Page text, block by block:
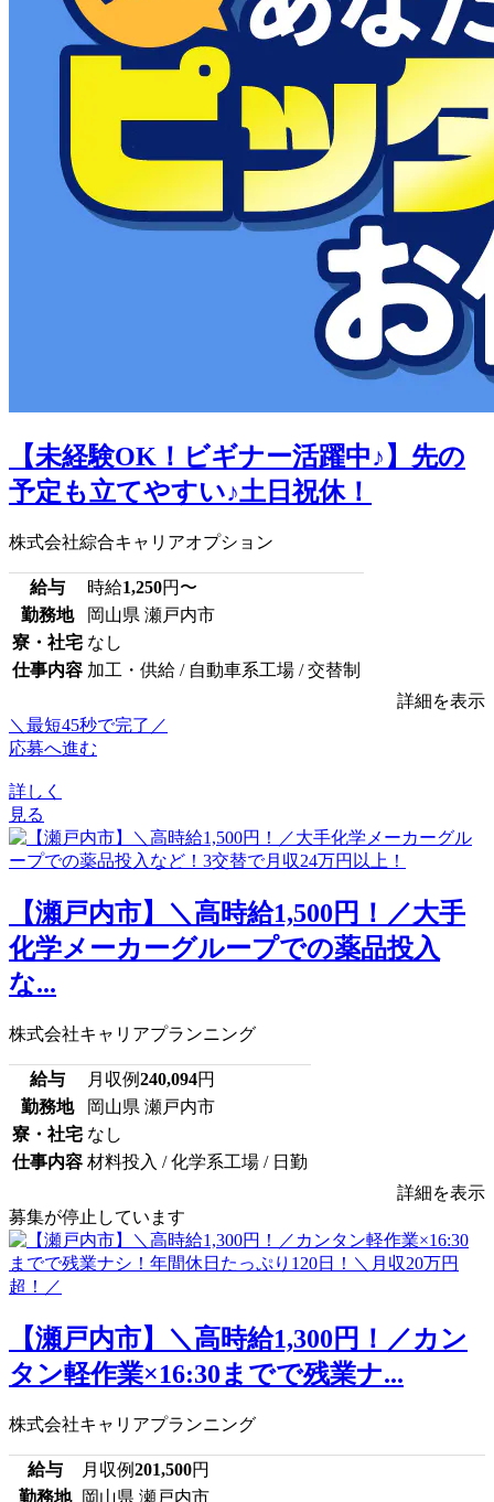
【未経験OK！ビギナー活躍中♪】先の
予定も立てやすい♪土日祝休！
株式会社綜合キャリアオプション
給与 時給1,250円〜
勤務地
岡山県 瀬戸内市
寮・社宅 なし
仕事内容 加工・供給 / 自動車系工場 / 交替制
詳細を表示
＼最短45秒で完了／
応募へ進む
詳しく
見る
【瀬戸内市】＼高時給1,500円！／大手
化学メーカーグループでの薬品投入
な...
株式会社キャリアプランニング
給与 月収例240,094円
勤務地
岡山県 瀬戸内市
寮・社宅 なし
仕事内容 材料投入 / 化学系工場 / 日勤
詳細を表示
募集が停止しています
【瀬戸内市】＼高時給1,300円！／カン
タン軽作業×16:30までで残業ナ...
株式会社キャリアプランニング
給与 月収例201,500円
勤務地
岡山県 瀬戸内市